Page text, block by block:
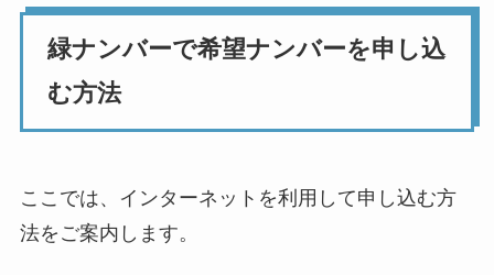
緑ナンバーで希望ナンバーを申し込
む方法
ここでは、インターネットを利用して申し込む方
法をご案内します。